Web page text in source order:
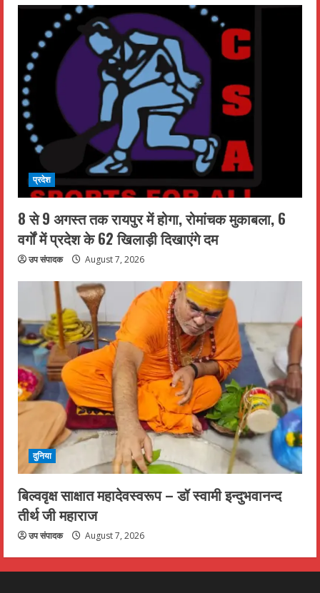
प्रदेश
8 से 9 अगस्त तक रायपुर में होगा, रोमांचक मुकाबला, 6
वर्गों में प्रदेश के 62 खिलाड़ी दिखाएंगे दम
उप संपादक August 7, 2026
दुनिया
बिल्ववृक्ष साक्षात महादेवस्वरूप – डॉ स्वामी इन्दुभवानन्द
तीर्थ जी महाराज
उप संपादक August 7, 2026